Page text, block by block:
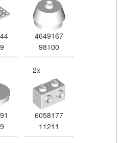
4649167
98100
2x
6058177
11211